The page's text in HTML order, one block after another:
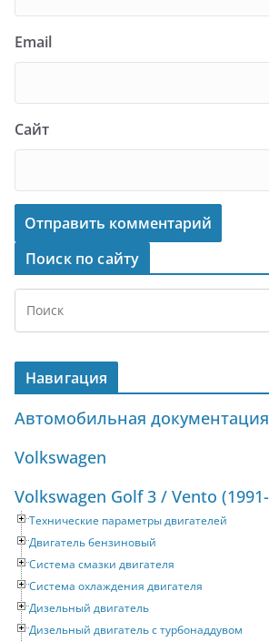
Email
Сайт
Поиск по сайту
Навигация
Автомобильная документация
Volkswagen
Технические параметры двигателей
Двигатель бензиновый
Система смазки двигателя
Система охлаждения двигателя
Дизельный двигатель
Дизельный двигатель с турбонаддувом